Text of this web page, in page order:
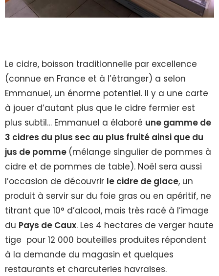
Le cidre, boisson traditionnelle par excellence
(connue en France et à l’étranger) a selon
Emmanuel, un énorme potentiel. Il y a une carte
à jouer d’autant plus que le cidre fermier est
plus subtil… Emmanuel a élaboré une gamme de
3 cidres du plus sec au plus fruité ainsi que du
jus de pomme (mélange singulier de pommes à
cidre et de pommes de table). Noël sera aussi
l’occasion de découvrir le cidre de glace, un
produit à servir sur du foie gras ou en apéritif, ne
titrant que 10° d’alcool, mais très racé à l’image
du Pays de Caux. Les 4 hectares de verger haute
tige pour 12 000 bouteilles produites répondent
à la demande du magasin et quelques
restaurants et charcuteries havraises.